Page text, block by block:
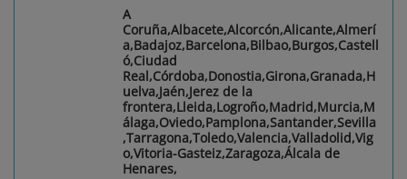
A
Coruña,Albacete,Alcorcón,Alicante,Almerí
a,Badajoz,Barcelona,Bilbao,Burgos,Castell
ó,Ciudad
Real,Córdoba,Donostia,Girona,Granada,H
uelva,Jaén,Jerez de la
frontera,Lleida,Logroño,Madrid,Murcia,M
álaga,Oviedo,Pamplona,Santander,Sevilla
,Tarragona,Toledo,Valencia,Valladolid,Vig
o,Vitoria-Gasteiz,Zaragoza,Álcala de
Henares,